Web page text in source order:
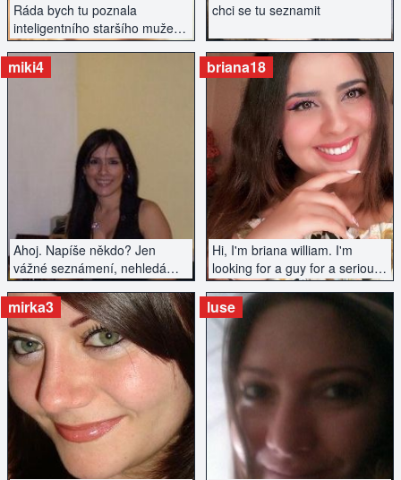
Ráda bych tu poznala
inteligentního staršího muže.
Na vzhledu nezáleží, spíše na
sympatiích a chemii...
chci se tu seznamit
Ahoj. Napíše někdo? Jen
vážné seznámení, nehledám
jen sex...
miki4
ZOBRAZIT INZERÁT
Hi, I'm briana william. I'm
looking for a guy for a serious
relationship. I value
conversations, openness. I like
to travel and spend time
actively. Write if you're
interested :)Hi, I'm briana
william. I'm looking for a guy
for a serious relationship. I
value conversations,
openness. I like to travel and
spend time actively. Write if
you're interested :)
briana18
ZOBRAZIT INZERÁT
mirka3
ZOBRAZIT INZERÁT
luse
ZOBRAZIT INZERÁT